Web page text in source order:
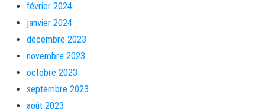
février 2024
janvier 2024
décembre 2023
novembre 2023
octobre 2023
septembre 2023
août 2023